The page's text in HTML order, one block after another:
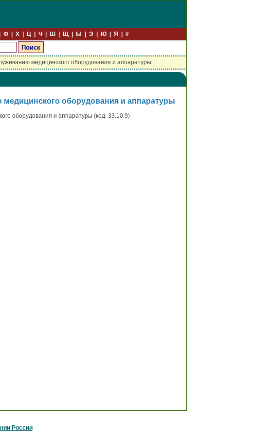
Ф Х Ц Ч Ш Щ Ы Э Ю Я #
медицинского оборудования и аппаратуры
оборудования и аппаратуры
оборудования и аппаратуры (код: 33.10.9)
России